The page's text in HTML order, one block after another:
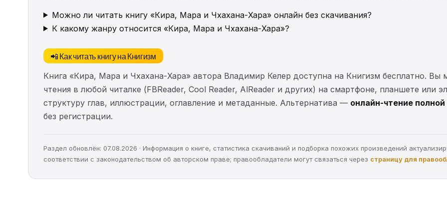
Можно ли читать книгу «Кира, Мара и Чхахана-Хара» онлайн без скачивания?
К какому жанру относится «Кира, Мара и Чхахана-Хара»?
📲 Как читать книгу на Книгизм
Книга «Кира, Мара и Чхахана-Хара» автора Владимир Келер доступна на Книгизм бесплатно. Вы
чтения в любой читалке (FBReader, Cool Reader, AlReader и других) на смартфоне, планшете или
структуру глав, иллюстрации, оглавление и метаданные. Альтернатива — онлайн-чтение
без регистрации.
Раздел обновлён: 07.08.2026 · Информация о книге, статистика скачиваний и подборка похожих произведений
соответствии с законодательством об авторском праве; правообладатели могут связаться через страницу для